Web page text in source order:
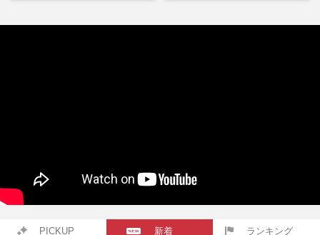
PICKUP 新着 ランキング